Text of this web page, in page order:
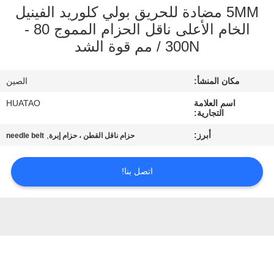
المعمل
الجودة
أخبار
5MM مضادة للحريق بولي كلوريد الفينيل
الخام الأعلى ناقل الحزام المموج 80 -
300N / مم قوة الشد
مكان المنشأ: الصين
اسم العلامة
التجارية:
HUATAO
أبرز: حزام ناقل القطن ، حزام إبرة,
needle belt
اتصل بنا!